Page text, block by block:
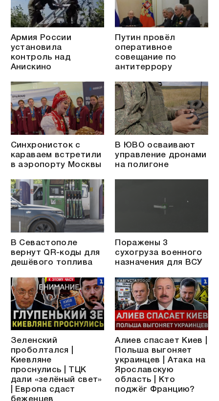
Армия России
установила
контроль над
Анискино
Путин провёл
оперативное
совещание по
антитеррору
Синхронисток с
караваем встретили
в аэропорту Москвы
В ЮВО осваивают
управление дронами
на полигоне
В Севастополе
вернут QR-коды для
дешёвого топлива
Поражены 3
сухогруза военного
назначения для ВСУ
Зеленский
проболтался |
Киевляне
проснулись | ТЦК
дали «зелёный свет»
| Европа сдаст
беженцев
Алиев спасает Киев |
Польша выгоняет
украинцев | Атака на
Ярославскую
область | Кто
поджёг Францию?